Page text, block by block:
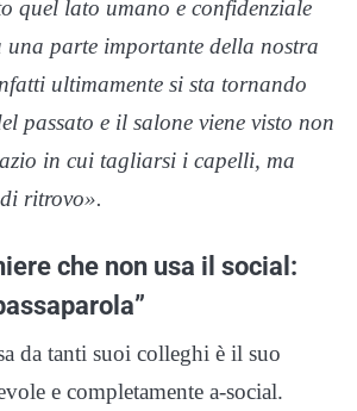
quel lato umano e confidenziale
una parte importante della nostra
ultimamente si sta tornando
passato e il salone viene visto non
in cui tagliarsi i capelli, ma
ritrovo».
che non usa il social:
da tanti suoi colleghi è il suo
e completamente a-social.